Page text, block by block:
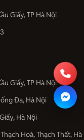
Giấy, TP Hà Nội
Giấy, TP Hà Nội
Đa, Hà Nội
Hà Nội
Hoà, Thạch Thất, Hà